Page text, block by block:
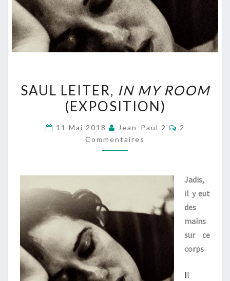
LEITER,
IN
(EXPOSITION)
SAUL LEITER, IN MY ROOM
(EXPOSITION)
11 Mai 2018 Jean-Paul 2
2
Commentaires
Jadis,
il y eut
des
mains
sur ce
corps
Il